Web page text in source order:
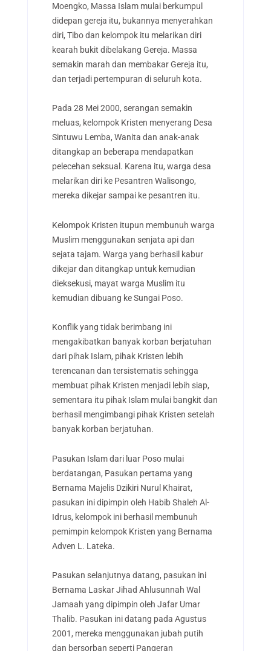
Moengko, Massa Islam mulai berkumpul
didepan gereja itu, bukannya menyerahkan
diri, Tibo dan kelompok itu melarikan diri
kearah bukit dibelakang Gereja. Massa
semakin marah dan membakar Gereja itu,
dan terjadi pertempuran di seluruh kota.
Pada 28 Mei 2000, serangan semakin
meluas, kelompok Kristen menyerang Desa
Sintuwu Lemba, Wanita dan anak-anak
ditangkap an beberapa mendapatkan
pelecehan seksual. Karena itu, warga desa
melarikan diri ke Pesantren Walisongo,
mereka dikejar sampai ke pesantren itu.
Kelompok Kristen itupun membunuh warga
Muslim menggunakan senjata api dan
sejata tajam. Warga yang berhasil kabur
dikejar dan ditangkap untuk kemudian
dieksekusi, mayat warga Muslim itu
kemudian dibuang ke Sungai Poso.
Konflik yang tidak berimbang ini
mengakibatkan banyak korban berjatuhan
dari pihak Islam, pihak Kristen lebih
terencanan dan tersistematis sehingga
membuat pihak Kristen menjadi lebih siap,
sementara itu pihak Islam mulai bangkit dan
berhasil mengimbangi pihak Kristen setelah
banyak korban berjatuhan.
Pasukan Islam dari luar Poso mulai
berdatangan, Pasukan pertama yang
Bernama Majelis Dzikiri Nurul Khairat,
pasukan ini dipimpin oleh Habib Shaleh Al-
Idrus, kelompok ini berhasil membunuh
pemimpin kelompok Kristen yang Bernama
Adven L. Lateka.
Pasukan selanjutnya datang, pasukan ini
Bernama Laskar Jihad Ahlusunnah Wal
Jamaah yang dipimpin oleh Jafar Umar
Thalib. Pasukan ini datang pada Agustus
2001, mereka menggunakan jubah putih
dan bersorban seperti Pangeran